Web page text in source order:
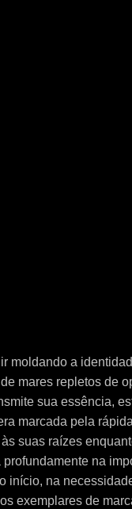
moldando a
mares repletos de
sua essência,
marcada pela
suas raízes
na
início, na
exemplares de